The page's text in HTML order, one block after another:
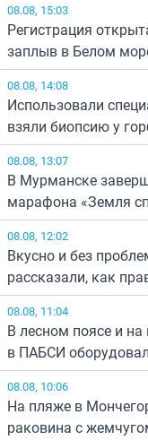
08.08, 15:03
Регистрация
заплыв в Белом
08.08, 14:08
Использовали
взяли биопсию у
08.08, 13:07
В Мурманске
марафона «Земля
08.08, 12:02
Вкусно и без
рассказали, как
08.08, 11:04
В лесном поясе и на
в ПАБСИ
08.08, 10:06
На пляже в
раковина с